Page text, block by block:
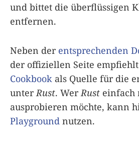
und bittet die überflüssigen
entfernen.
Neben der entsprechenden
der offiziellen Seite
Cookbook als Quelle für die
unterRust. WerRust einfach
ausprobieren möchte, kann
Playground nutzen.